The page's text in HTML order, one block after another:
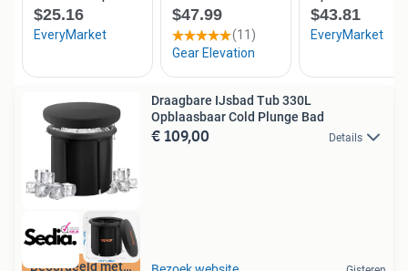
Beoordeeld met 9+
Draagbare IJsbad Tub 330L
Opblaasbaar Cold Plunge Bad
€ 109,00 Details